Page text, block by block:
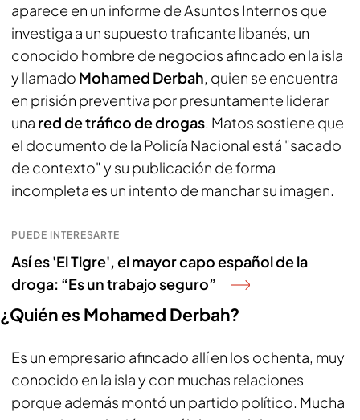
aparece en un informe de Asuntos Internos que
investiga a un supuesto traficante libanés, un
conocido hombre de negocios afincado en la isla
y llamado Mohamed Derbah, quien se encuentra
en prisión preventiva por presuntamente liderar
una red de tráfico de drogas. Matos sostiene que
el documento de la Policía Nacional está "sacado
de contexto" y su publicación de forma
incompleta es un intento de manchar su imagen.
PUEDE INTERESARTE
Así es 'El Tigre', el mayor capo español de la
droga: “Es un trabajo seguro”
¿Quién es Mohamed Derbah?
Es un empresario afincado allí en los ochenta, muy
conocido en la isla y con muchas relaciones
porque además montó un partido político. Mucha